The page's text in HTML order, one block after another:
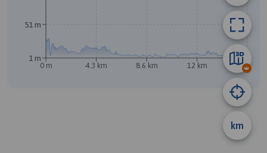
A
km
0 m 4.3 km 8.6 km 12 km 17 km
1 m
51 m